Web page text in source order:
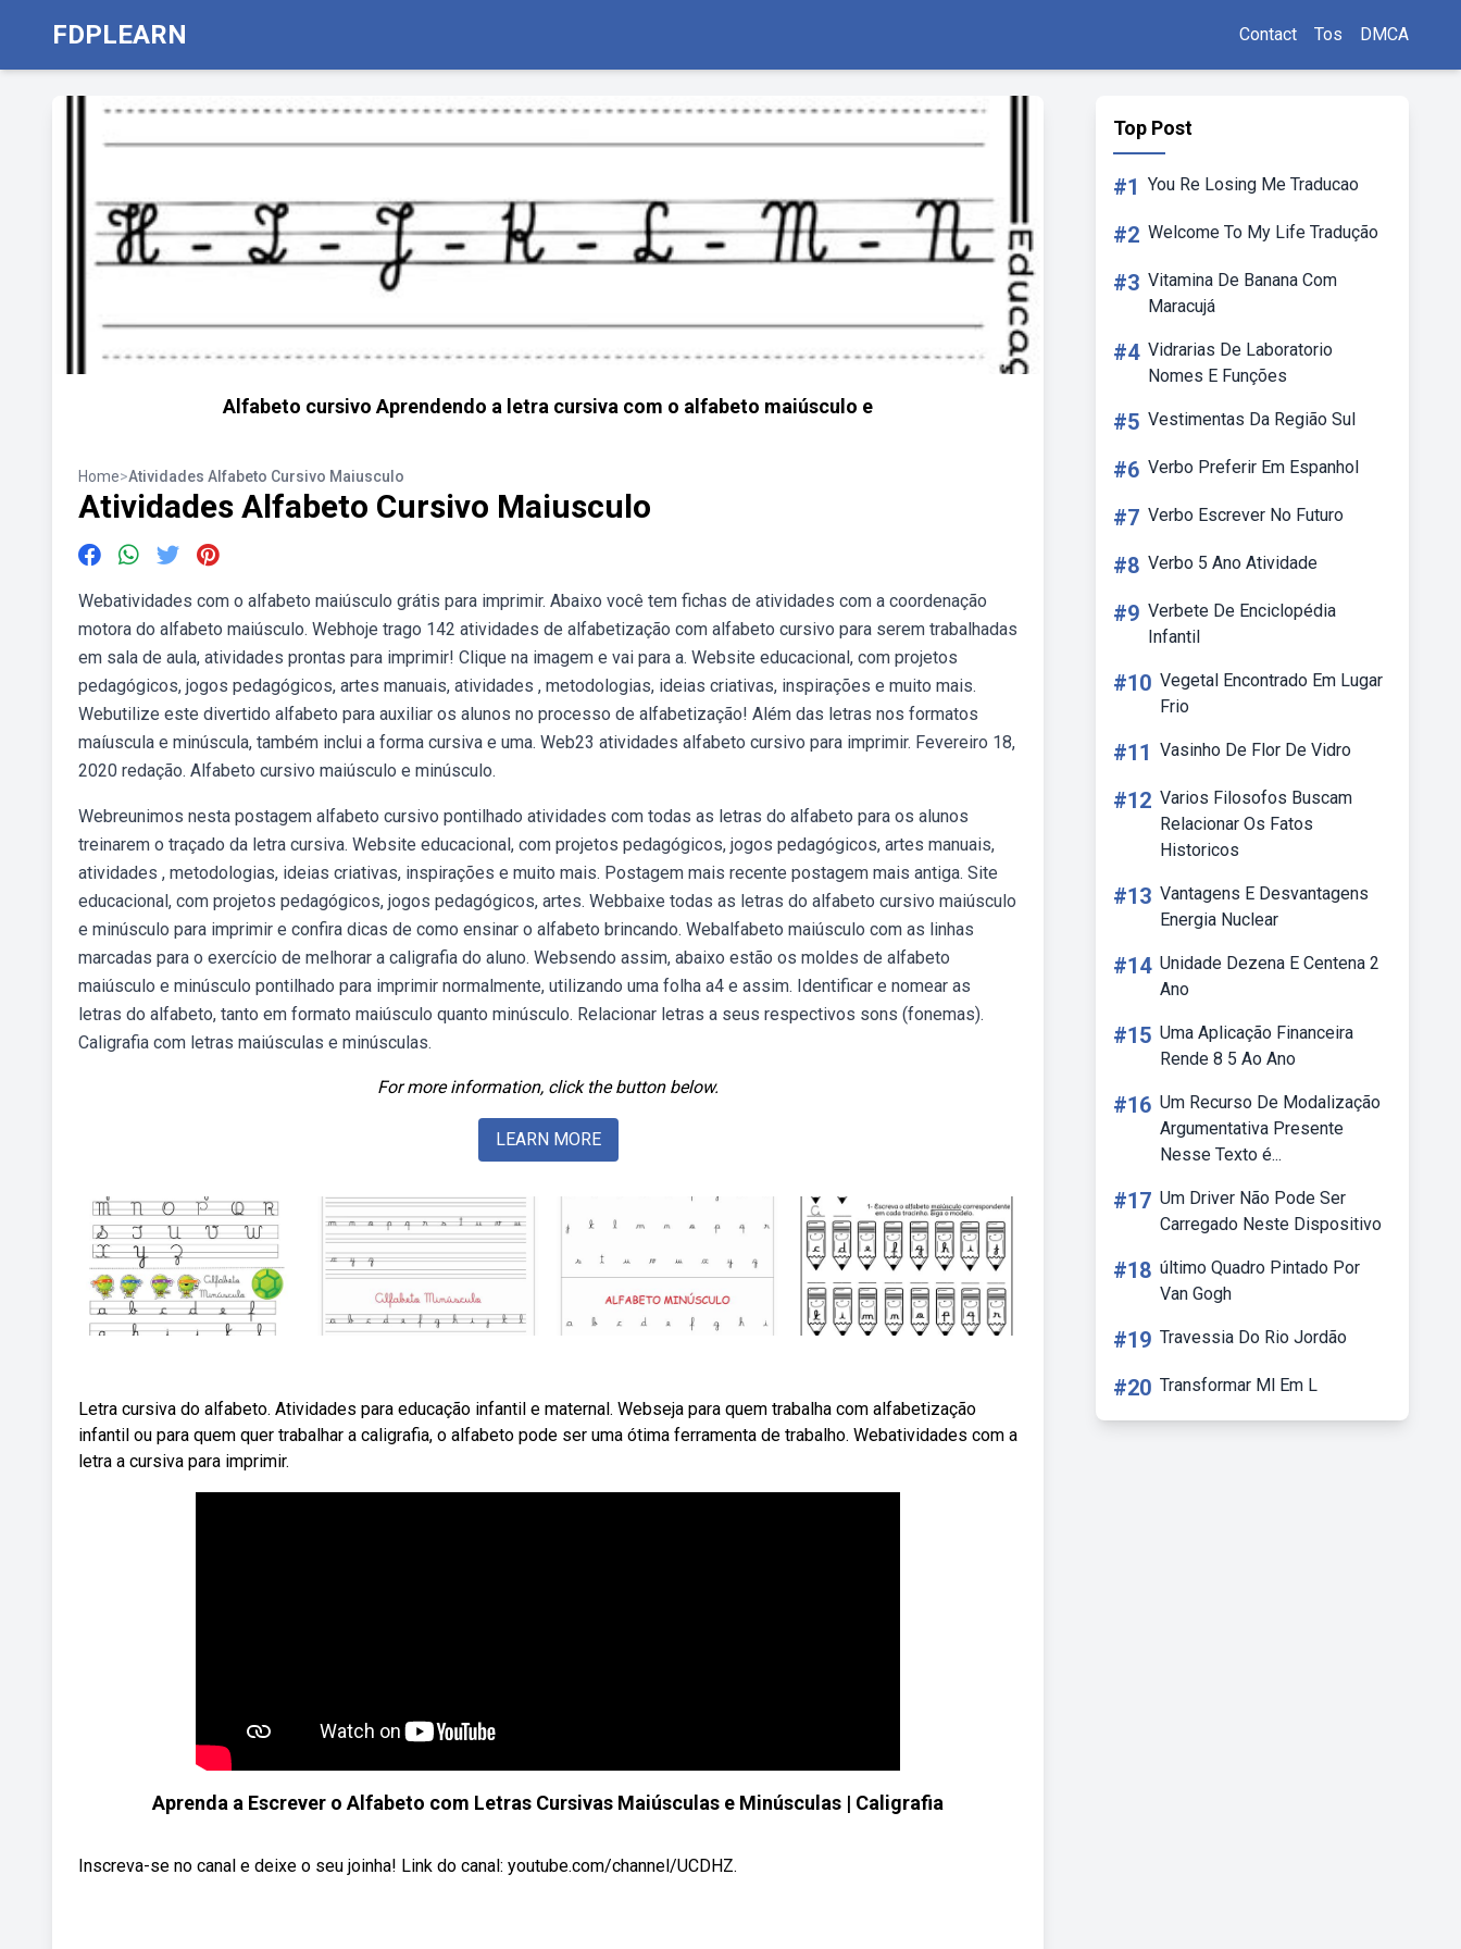
FDPLEARN Contact Tos DMCA
Alfabeto cursivo Aprendendo a letra cursiva com o alfabeto maiúsculo e
Home>Atividades Alfabeto Cursivo Maiusculo
Atividades Alfabeto Cursivo Maiusculo
Webatividades com o alfabeto maiúsculo grátis para imprimir. Abaixo você tem fichas de atividades com a coordenação
motora do alfabeto maiúsculo. Webhoje trago 142 atividades de alfabetização com alfabeto cursivo para serem trabalhadas
em sala de aula, atividades prontas para imprimir! Clique na imagem e vai para a. Website educacional, com projetos
pedagógicos, jogos pedagógicos, artes manuais, atividades , metodologias, ideias criativas, inspirações e muito mais.
Webutilize este divertido alfabeto para auxiliar os alunos no processo de alfabetização! Além das letras nos formatos
maíuscula e minúscula, também inclui a forma cursiva e uma. Web23 atividades alfabeto cursivo para imprimir. Fevereiro 18,
2020 redação. Alfabeto cursivo maiúsculo e minúsculo.
Webreunimos nesta postagem alfabeto cursivo pontilhado atividades com todas as letras do alfabeto para os alunos
treinarem o traçado da letra cursiva. Website educacional, com projetos pedagógicos, jogos pedagógicos, artes manuais,
atividades , metodologias, ideias criativas, inspirações e muito mais. Postagem mais recente postagem mais antiga. Site
educacional, com projetos pedagógicos, jogos pedagógicos, artes. Webbaixe todas as letras do alfabeto cursivo maiúsculo
e minúsculo para imprimir e confira dicas de como ensinar o alfabeto brincando. Webalfabeto maiúsculo com as linhas
marcadas para o exercício de melhorar a caligrafia do aluno. Websendo assim, abaixo estão os moldes de alfabeto
maiúsculo e minúsculo pontilhado para imprimir normalmente, utilizando uma folha a4 e assim. Identificar e nomear as
letras do alfabeto, tanto em formato maiúsculo quanto minúsculo. Relacionar letras a seus respectivos sons (fonemas).
Caligrafia com letras maiúsculas e minúsculas.
For more information, click the button below.
LEARN MORE
Letra cursiva do alfabeto. Atividades para educação infantil e maternal. Webseja para quem trabalha com alfabetização
infantil ou para quem quer trabalhar a caligrafia, o alfabeto pode ser uma ótima ferramenta de trabalho. Webatividades com a
letra a cursiva para imprimir.
Aprenda a Escrever o Alfabeto com Letras Cursivas Maiúsculas e Minúsculas | Caligrafia
Inscreva-se no canal e deixe o seu joinha! Link do canal: youtube.com/channel/UCDHZ.
Top Post
#1 You Re Losing Me Traducao
#2 Welcome To My Life Tradução
#3 Vitamina De Banana Com
Maracujá
#4 Vidrarias De Laboratorio
Nomes E Funções
#5 Vestimentas Da Região Sul
#6 Verbo Preferir Em Espanhol
#7 Verbo Escrever No Futuro
#8 Verbo 5 Ano Atividade
#9 Verbete De Enciclopédia
Infantil
#10 Vegetal Encontrado Em Lugar
Frio
#11 Vasinho De Flor De Vidro
#12 Varios Filosofos Buscam
Relacionar Os Fatos
Historicos
#13 Vantagens E Desvantagens
Energia Nuclear
#14 Unidade Dezena E Centena 2
Ano
#15 Uma Aplicação Financeira
Rende 8 5 Ao Ano
#16 Um Recurso De Modalização
Argumentativa Presente
Nesse Texto é...
#17 Um Driver Não Pode Ser
Carregado Neste Dispositivo
#18 último Quadro Pintado Por
Van Gogh
#19 Travessia Do Rio Jordão
#20 Transformar Ml Em L